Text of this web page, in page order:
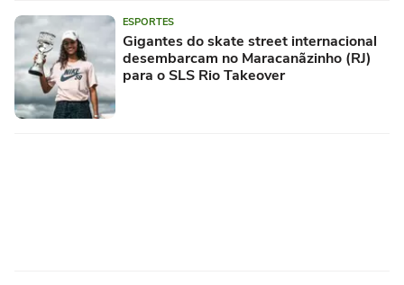
ESPORTES
Gigantes do skate street internacional
desembarcam no Maracanãzinho (RJ)
para o SLS Rio Takeover